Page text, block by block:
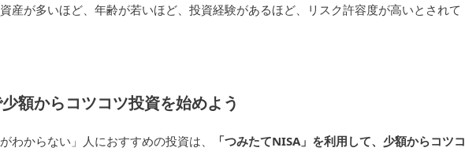
産が多いほど、年齢が若いほど、投資経験があるほど、リスク許容度が高いとされて
額からコツコツ投資を始めよう
わからない」人におすすめの投資は、 「つみたてNISA」を利用して、少額からコツコ